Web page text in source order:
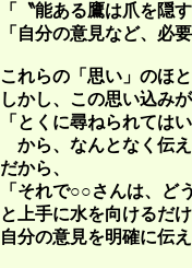
「〝能ある鷹は爪を隠
「自分の意見など、必
これらの「思い」のほ
しかし、この思い込み
「とくに尋ねられては
から、なんとなく伝
だから、
「それで○○さんは、ど
と上手に水を向けるだ
自分の意見を明確に伝